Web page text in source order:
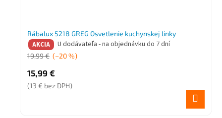
Rábalux 5218 GREG Osvetlenie kuchynskej linky
AKCIA U dodávateľa - na objednávku do 7 dní
19,99 € (–20 %)
15,99 €
(13 € bez DPH)